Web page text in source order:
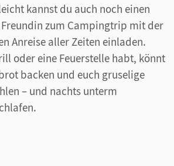
kannst du auch noch einen
zum Campingtrip mit der
Anreise aller Zeiten einladen.
oder eine Feuerstelle habt, könnt
backen und euch gruselige
– und nachts unterm